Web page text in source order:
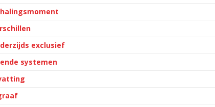
exclusief
systemen